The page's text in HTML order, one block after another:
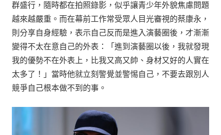
群盛行，隨時都在拍照錄影，似乎讓青少年外貌焦慮問題
越來越嚴重。而在幕前工作常受眾人目光審視的蔡康永，
則分享自身經驗，表示自己反而是進入演藝圈後，才漸漸
變得不太在意自己的外表：「進到演藝圈以後，我就發現
我的優勢不在外表上，比我又高又帥、身材又好的人實在
太多了！」當時他就立刻警覺並警惕自己，不要去跟別人
競爭自己根本做不到的事。